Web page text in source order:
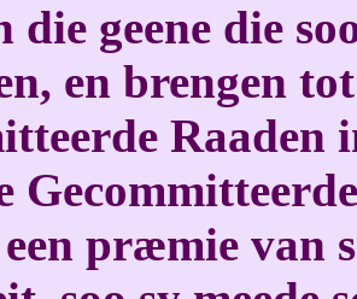
die geene die
en brengen
Raaden
præmie van